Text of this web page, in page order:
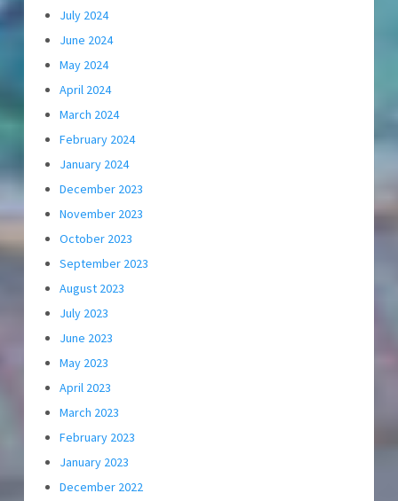
July 2024
June 2024
May 2024
April 2024
March 2024
February 2024
January 2024
December 2023
November 2023
October 2023
September 2023
August 2023
July 2023
June 2023
May 2023
April 2023
March 2023
February 2023
January 2023
December 2022